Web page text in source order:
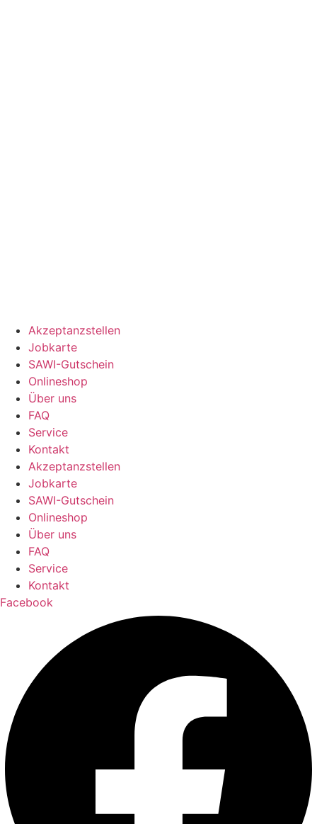
Akzeptanzstellen
Jobkarte
SAWI-Gutschein
Onlineshop
Über uns
FAQ
Service
Kontakt
Akzeptanzstellen
Jobkarte
SAWI-Gutschein
Onlineshop
Über uns
FAQ
Service
Kontakt
Facebook